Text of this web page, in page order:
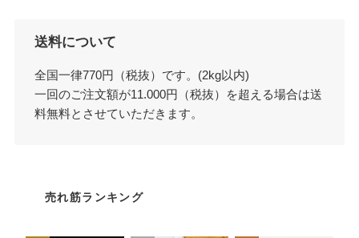
送料について
全国一律770円（税抜）です。(2kg以内)
一回のご注文額が11.000円（税抜）を超える場合は送
料無料とさせていただきます。
売れ筋ランキング